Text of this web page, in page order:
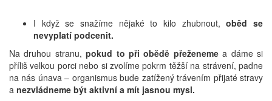
I když se snažíme nějaké to kilo zhubnout,oběd se
nevyplatí podcenit.
Na druhou stranu,pokud to při obědě přeženemea dáme si
příliš velkou porci nebo si zvolíme pokrm těžší na strávení, padne
na nás únava – organismus bude zatížený trávením přijaté stravy
a nezvládneme být aktivní a mít jasnou mysl.